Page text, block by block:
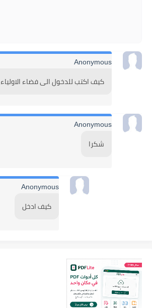
Anonymous
كيف اكتب للدخول الى فضاء الاولياء
Anonymous
شكرا
Anonymous
كيف ادخل